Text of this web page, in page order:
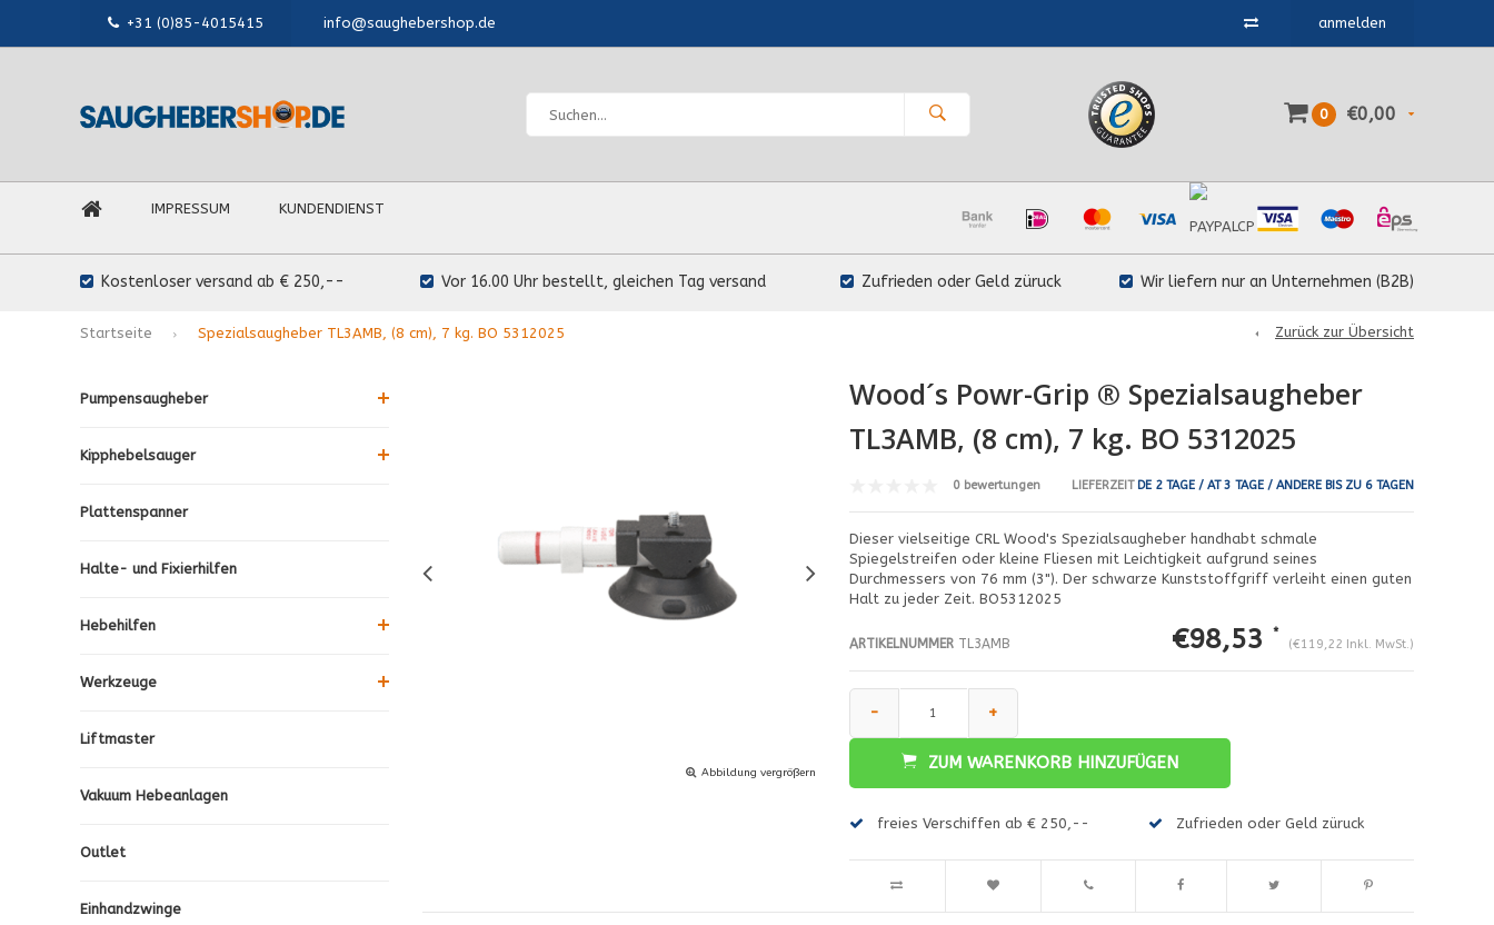
+31 (0)85-4015415 info@saughebershop.de anmelden
0 €0,00
IMPRESSUM KUNDENDIENST
Kostenloser versand ab € 250,-- Vor 16.00 Uhr bestellt, gleichen Tag versand Zufrieden oder Geld züruck Wir liefern nur an Unternehmen (B2B)
Startseite Spezialsaugheber TL3AMB, (8 cm), 7 kg. BO 5312025 Zurück zur Übersicht
Pumpensaugheber
Kipphebelsauger
Plattenspanner
Halte- und Fixierhilfen
Hebehilfen
Werkzeuge
Liftmaster
Vakuum Hebeanlagen
Outlet
Einhandzwinge
Abbildung vergrößern
Wood´s Powr-Grip ® Spezialsaugheber
TL3AMB, (8 cm), 7 kg. BO 5312025
0 bewertungen LIEFERZEITDE 2 TAGE / AT 3 TAGE / ANDERE BIS ZU 6 TAGEN
Dieser vielseitige CRL Wood's Spezialsaugheber handhabt schmale
Spiegelstreifen oder kleine Fliesen mit Leichtigkeit aufgrund seines
Durchmessers von 76 mm (3"). Der schwarze Kunststoffgriff verleiht einen guten
Halt zu jeder Zeit. BO5312025
ARTIKELNUMMERTL3AMB €98,53 *
(€119,22 Inkl. MwSt.)
- +
ZUM WARENKORB HINZUFÜGEN
freies Verschiffen ab € 250,-- Zufrieden oder Geld züruck